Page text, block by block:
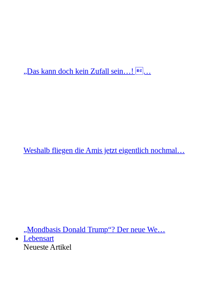
„Das kann doch kein Zufall sein…! …
Weshalb fliegen die Amis jetzt eigentlich nochmal…
„Mondbasis Donald Trump“? Der neue We…
Lebensart
Neueste Artikel